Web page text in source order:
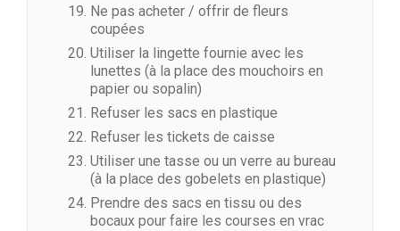
Ne pas acheter / offrir de fleurs
coupées
Utiliser la lingette fournie avec les
lunettes (à la place des mouchoirs en
papier ou sopalin)
Refuser les sacs en plastique
Refuser les tickets de caisse
Utiliser une tasse ou un verre au bureau
(à la place des gobelets en plastique)
Prendre des sacs en tissu ou des
bocaux pour faire les courses en vrac